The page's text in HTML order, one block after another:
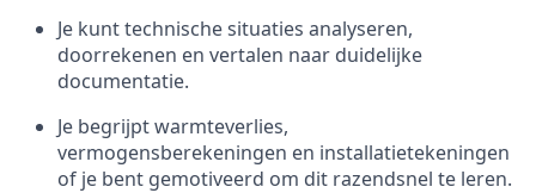
Je kunt technische situaties analyseren,
doorrekenen en vertalen naar duidelijke
documentatie.
Je begrijpt warmteverlies,
vermogensberekeningen en installatietekeningen
of je bent gemotiveerd om dit razendsnel te leren.